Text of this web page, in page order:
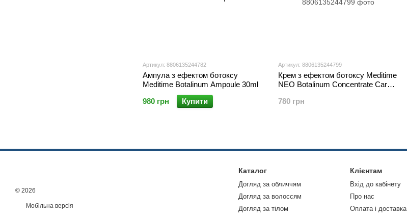
Артикул: 8806135244782
Ампула з ефектом ботоксу
Meditime Botalinum Ampoule 30ml
980 грн
Купити
Артикул: 8806135244799
Крем з ефектом ботоксу Meditime
NEO Botalinum Concentrate Care
780 грн
© 2026
Мобільна версія
Каталог
Догляд за обличчям
Догляд за волоссям
Догляд за тілом
Клієнтам
Вхід до кабінету
Про нас
Оплата і доставка